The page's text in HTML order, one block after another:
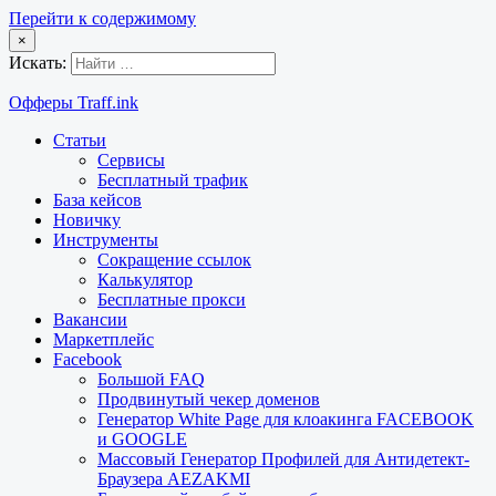
Перейти к содержимому
×
Искать:
Офферы Traff.ink
Статьи
Сервисы
Бесплатный трафик
База кейсов
Новичку
Инструменты
Сокращение ссылок
Калькулятор
Бесплатные прокси
Вакансии
Маркетплейс
Facebook
Большой FAQ
Продвинутый чекер доменов
Генератор White Page для клоакинга FACEBOOK
и GOOGLE
Массовый Генератор Профилей для Антидетект-
Браузера AEZAKMI